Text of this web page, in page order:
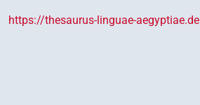
https://thesaurus-linguae-aegyptiae.de